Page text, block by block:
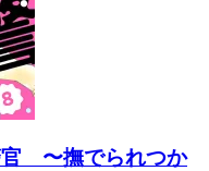
官 〜撫でられつか